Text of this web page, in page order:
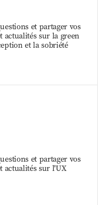
et partager vos
actualités sur la green
et la sobriété
et partager vos
actualités sur l'UX